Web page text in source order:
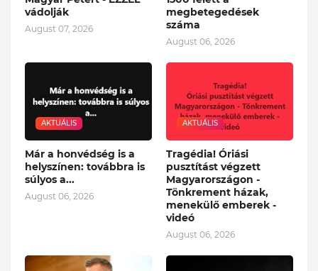
vádolják
August 07, 2026
megbetegedések
száma
August 06, 2026
AKTUÁLIS
Már a honvédség is a
helyszínen: továbbra is
súlyos a...
August 06, 2026
AKTUÁLIS
Tragédia! Óriási
pusztítást végzett
Magyarországon -
Tönkrement házak,
menekülő emberek -
videó
August 06, 2026